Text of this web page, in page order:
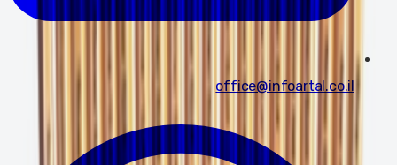
office@infoartal.co.il